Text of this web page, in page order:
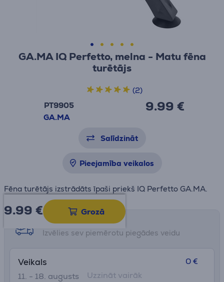
GA.MA IQ Perfetto, melna - Matu fēna
turētājs
PT9905
GA.MA
9.99 €
(2)
Salīdzināt
Pieejamība veikalos
Fēna turētājs izstrādāts īpaši priekš IQ Perfetto GA.MA.
9.99 € Grozā
Saņemšanas iespējas
Izvēlies sev piemērotu piegādes veidu
Veikals
11. - 18. augusts
0 €
Uzzināt vairāk